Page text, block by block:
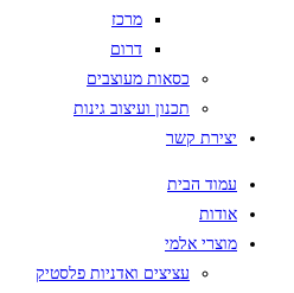
מרכז
דרום
כסאות מעוצבים
תכנון ועיצוב גינות
יצירת קשר
עמוד הבית
אודות
מוצרי אלמי
עציצים ואדניות פלסטיק